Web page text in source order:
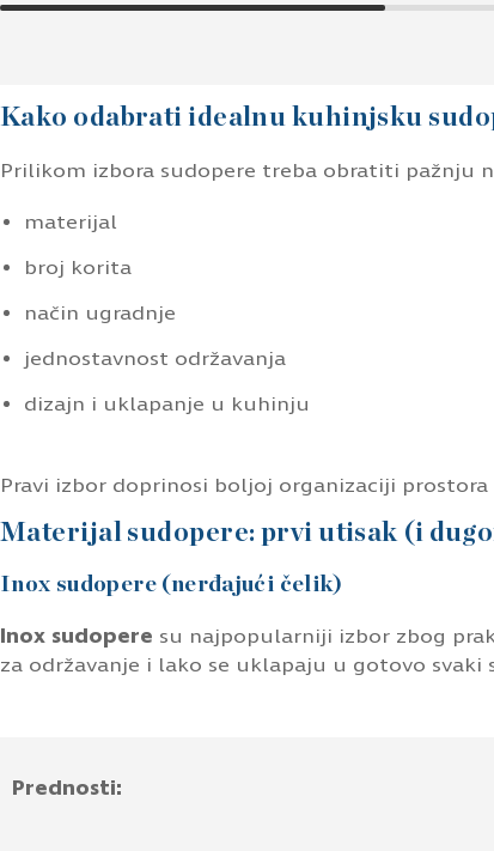
Kako odabrati idealnu kuhinjsku
Prilikom izbora sudopere treba obratiti pažnju
materijal
broj korita
način ugradnje
jednostavnost održavanja
dizajn i uklapanje u kuhinju
Pravi izbor doprinosi boljoj organizaciji
Materijal sudopere: prvi utisak (i
Inox sudopere (nerđajući čelik)
Inox sudopere su najpopularniji izbor zbog
za održavanje i lako se uklapaju u gotovo svaki
Prednosti: